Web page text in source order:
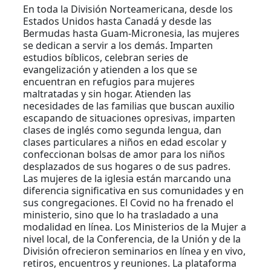
En toda la División Norteamericana, desde los
Estados Unidos hasta Canadá y desde las
Bermudas hasta Guam-Micronesia, las mujeres
se dedican a servir a los demás. Imparten
estudios bíblicos, celebran series de
evangelización y atienden a los que se
encuentran en refugios para mujeres
maltratadas y sin hogar. Atienden las
necesidades de las familias que buscan auxilio
escapando de situaciones opresivas, imparten
clases de inglés como segunda lengua, dan
clases particulares a niños en edad escolar y
confeccionan bolsas de amor para los niños
desplazados de sus hogares o de sus padres.
Las mujeres de la iglesia están marcando una
diferencia significativa en sus comunidades y en
sus congregaciones. El Covid no ha frenado el
ministerio, sino que lo ha trasladado a una
modalidad en línea. Los Ministerios de la Mujer a
nivel local, de la Conferencia, de la Unión y de la
División ofrecieron seminarios en línea y en vivo,
retiros, encuentros y reuniones. La plataforma